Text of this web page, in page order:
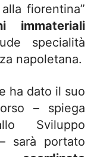
fiorentina”
immateriali
specialità
napoletana.
ha dato il suo
– spiega
Sviluppo
sarà portato